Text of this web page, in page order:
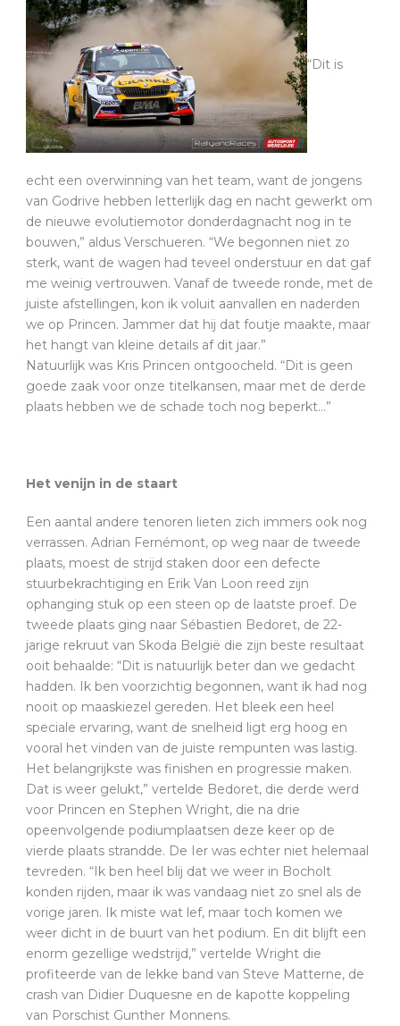
“Dit is
echt een overwinning van het team, want de jongens
van Godrive hebben letterlijk dag en nacht gewerkt om
de nieuwe evolutiemotor donderdagnacht nog in te
bouwen,” aldus Verschueren. “We begonnen niet zo
sterk, want de wagen had teveel onderstuur en dat gaf
me weinig vertrouwen. Vanaf de tweede ronde, met de
juiste afstellingen, kon ik voluit aanvallen en naderden
we op Princen. Jammer dat hij dat foutje maakte, maar
het hangt van kleine details af dit jaar.”
Natuurlijk was Kris Princen ontgoocheld. “Dit is geen
goede zaak voor onze titelkansen, maar met de derde
plaats hebben we de schade toch nog beperkt…”
Het venijn in de staart
Een aantal andere tenoren lieten zich immers ook nog
verrassen. Adrian Fernémont, op weg naar de tweede
plaats, moest de strijd staken door een defecte
stuurbekrachtiging en Erik Van Loon reed zijn
ophanging stuk op een steen op de laatste proef. De
tweede plaats ging naar Sébastien Bedoret, de 22-
jarige rekruut van Skoda België die zijn beste resultaat
ooit behaalde: “Dit is natuurlijk beter dan we gedacht
hadden. Ik ben voorzichtig begonnen, want ik had nog
nooit op maaskiezel gereden. Het bleek een heel
speciale ervaring, want de snelheid ligt erg hoog en
vooral het vinden van de juiste rempunten was lastig.
Het belangrijkste was finishen en progressie maken.
Dat is weer gelukt,” vertelde Bedoret, die derde werd
voor Princen en Stephen Wright, die na drie
opeenvolgende podiumplaatsen deze keer op de
vierde plaats strandde. De Ier was echter niet helemaal
tevreden. “Ik ben heel blij dat we weer in Bocholt
konden rijden, maar ik was vandaag niet zo snel als de
vorige jaren. Ik miste wat lef, maar toch komen we
weer dicht in de buurt van het podium. En dit blijft een
enorm gezellige wedstrijd,” vertelde Wright die
profiteerde van de lekke band van Steve Matterne, de
crash van Didier Duquesne en de kapotte koppeling
van Porschist Gunther Monnens.